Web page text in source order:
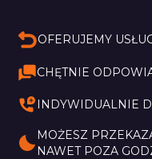
OFERUJEMY
CHĘTNIE
INDYWIDUALNIE
MOŻESZ
NAWET POZA